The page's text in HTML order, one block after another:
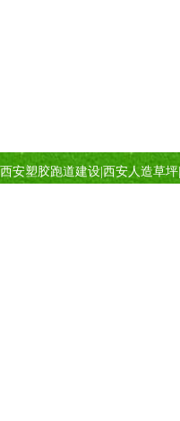
西安塑胶跑道建设 西安人造草坪